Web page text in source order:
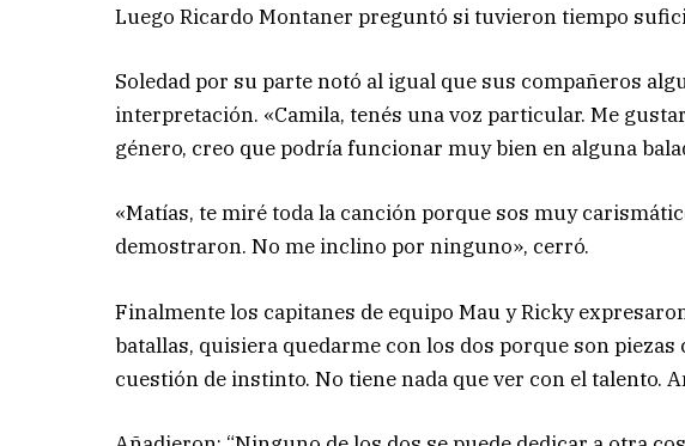
Luego Ricardo Montaner preguntó si tuvieron tiempo
Soledad por su parte notó al igual que sus compañeros
interpretación. «Camila, tenés una voz particular. Me
género, creo que podría funcionar muy bien en alguna
«Matías, te miré toda la canción porque sos muy
demostraron. No me inclino por ninguno», cerró.
Finalmente los capitanes de equipo Mau y Ricky
batallas, quisiera quedarme con los dos porque son piezas
cuestión de instinto. No tiene nada que ver con el talento.